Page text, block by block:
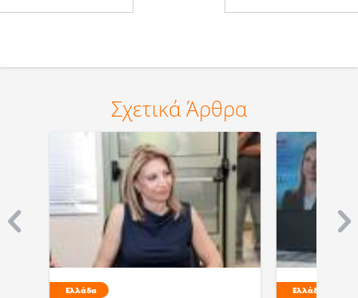
Σχετικά Άρθρα
Ελλάδα Ελλάδα